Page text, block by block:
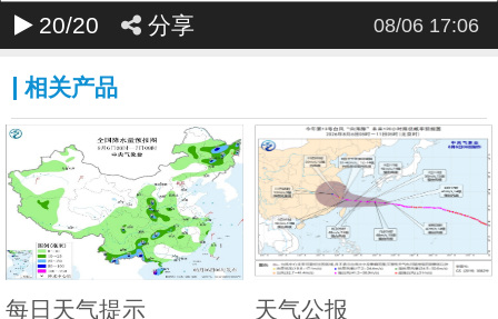
20/20 分享 08/06 17:06
相关产品
每日天气提示 天气公报